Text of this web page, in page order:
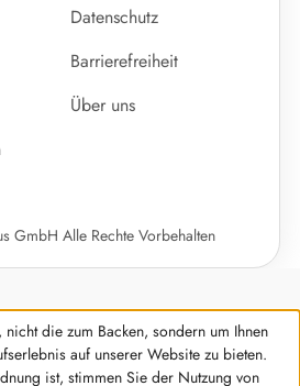
Datenschutz
Barrierefreiheit
Über uns
GmbH Alle Rechte Vorbehalten
die zum Backen, sondern um Ihnen
auf unserer Website zu bieten.
ist, stimmen Sie der Nutzung von